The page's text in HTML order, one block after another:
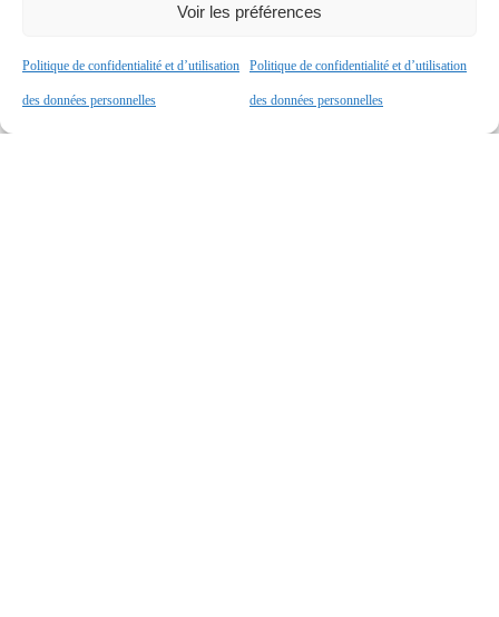
Voir les préférences
Politique de confidentialité et d’utilisation
des données personnelles
Politique de confidentialité et d’utilisation
des données personnelles
Fourniture d’Unités
Centrales
AO ORDINATEUR FIXE-7_30.05.25